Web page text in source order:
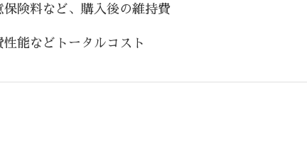
険料など、購入後の維持費
能などトータルコスト